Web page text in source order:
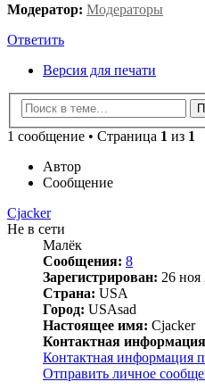
Модератор: Модераторы
Ответить
Версия для печати
1 сообщение • Страница 1 из 1
Автор
Сообщение
Cjacker
Не в сети
Малёк
Сообщения: 8
Зарегистрирован: 26 ноя
Страна: USA
Город: USAsad
Настоящее имя: Cjacker
Контактная
Контактная информация
Отправить личное